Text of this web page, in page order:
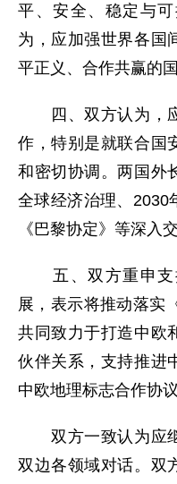
平、安全、稳定与
为，应加强世界各国
平正义、合作共赢的国
四、双方认为，应
作，特别是就联合国
和密切协调。两国外
全球经济治理、2030
《巴黎协定》等深入
五、双方重申支
展，表示将推动落实
共同致力于打造中欧
伙伴关系，支持推进
中欧地理标志合作协议
双方一致认为应继
双边各领域对话。双